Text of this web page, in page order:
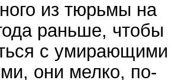
из тюрьмы на
раньше, чтобы
с умирающими
они мелко, по-